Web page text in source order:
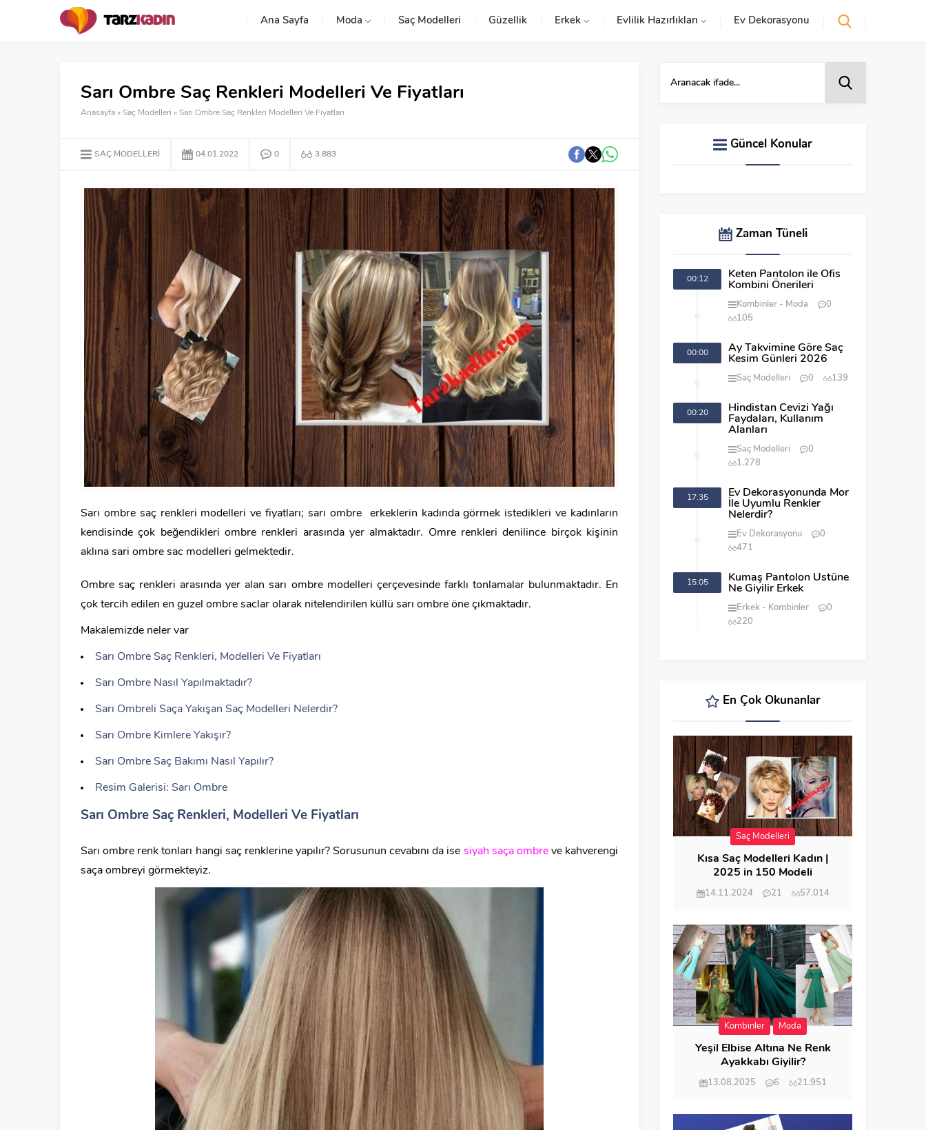
Ana Sayfa Moda Saç Modelleri Güzellik Erkek Evlilik Hazırlıkları Ev Dekorasyonu
Sarı Ombre Saç Renkleri Modelleri Ve Fiyatları
Anasayfa » Saç Modelleri » Sarı Ombre Saç Renkleri Modelleri Ve Fiyatları
SAÇ MODELLERI 04.01.2022 0 3.883
Sarı ombre saç renkleri modelleri ve fiyatları; sarı ombre erkeklerin kadında görmek istedikleri ve kadınların
kendisinde çok beğendikleri ombre renkleri arasında yer almaktadır. Omre renkleri denilince birçok kişinin
aklına sari ombre sac modelleri gelmektedir.
Ombre saç renkleri arasında yer alan sarı ombre modelleri çerçevesinde farklı tonlamalar bulunmaktadır. En
çok tercih edilen en guzel ombre saclar olarak nitelendirilen küllü sarı ombre öne çıkmaktadır.
Makalemizde neler var
Sarı Ombre Saç Renkleri, Modelleri Ve Fiyatları
Sarı Ombre Nasıl Yapılmaktadır?
Sarı Ombreli Saça Yakışan Saç Modelleri Nelerdir?
Sarı Ombre Kimlere Yakışır?
Sarı Ombre Saç Bakımı Nasıl Yapılır?
Resim Galerisi: Sarı Ombre
Sarı Ombre Saç Renkleri, Modelleri Ve Fiyatları
Sarı ombre renk tonları hangi saç renklerine yapılır? Sorusunun cevabını da ise siyah saça ombreve kahverengi
saça ombreyi görmekteyiz.
Güncel Konular
Zaman Tüneli
00:12
Keten Pantolon ile Ofis
Kombini Önerileri
Kombinler Moda
0
105
00:00
Ay Takvimine Göre Saç
Kesim Günleri 2026
Saç Modelleri 0 139
00:20
Hindistan Cevizi Yağı
Faydaları, Kullanım
Alanları
Saç Modelleri
0
1.278
17:35
Ev Dekorasyonunda Mor
İle Uyumlu Renkler
Nelerdir?
Ev Dekorasyonu
0
471
15:05
Kumaş Pantolon Üstüne
Ne Giyilir Erkek
Erkek Kombinler
0
220
En Çok Okunanlar
Saç Modelleri
Kısa Saç Modelleri Kadın |
2025 in 150 Modeli
14.11.2024 21 57.014
Kombinler Moda
Yeşil Elbise Altına Ne Renk
Ayakkabı Giyilir?
13.08.2025 6 21.951